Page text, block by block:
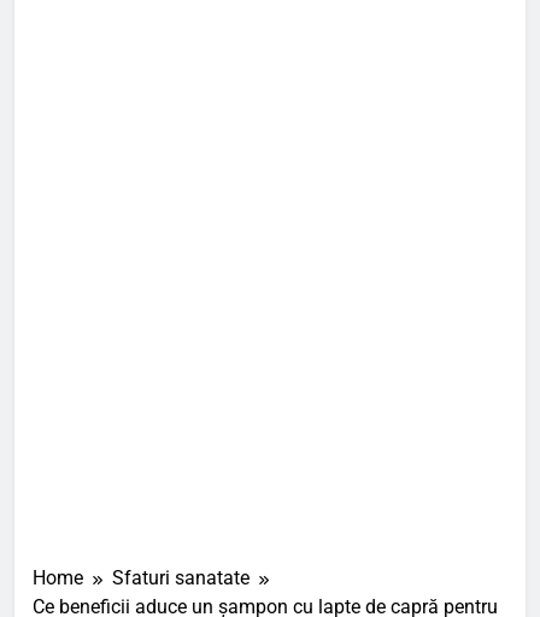
Home
Sfaturi sanatate
Ce beneficii aduce un șampon cu lapte de capră pentru